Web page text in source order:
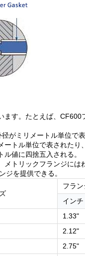
す。たとえば、CF600
がミリメートル単位で
トル単位で表されたり
値に四捨五入される。
トリックフランジには
ジを提供できる。
フラ
インチ
1.33"
2.12"
2.75"